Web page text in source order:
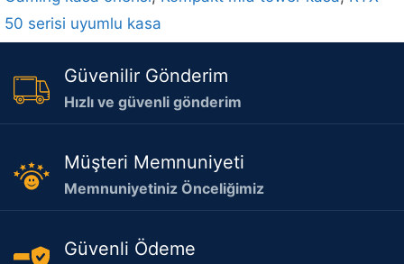
50 serisi uyumlu kasa
Güvenilir Gönderim
Hızlı ve güvenli gönderim
Müşteri Memnuniyeti
Memnuniyetiniz Önceliğimiz
Güvenli Ödeme